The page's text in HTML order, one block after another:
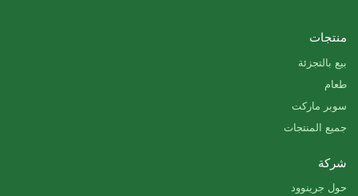
منتجات
بيع بالتجزئة
طعام
سوبر ماركت
جميع المنتجات
شركة
حول جرينوود